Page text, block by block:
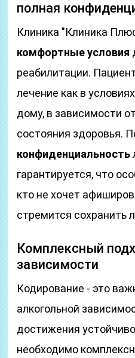
полная
Клиника "Клиника
комфортные условия
реабилитации.
лечение как в
дому, в зависимости
состояния здоровья.
конфиденциальность
гарантируется, что
кто не хочет
стремится сохранить
Комплексный
зависимости
Кодирование - это
алкогольной
достижения
необходимо